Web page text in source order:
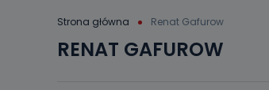
Strona główna Renat Gafurow
RENAT GAFUROW